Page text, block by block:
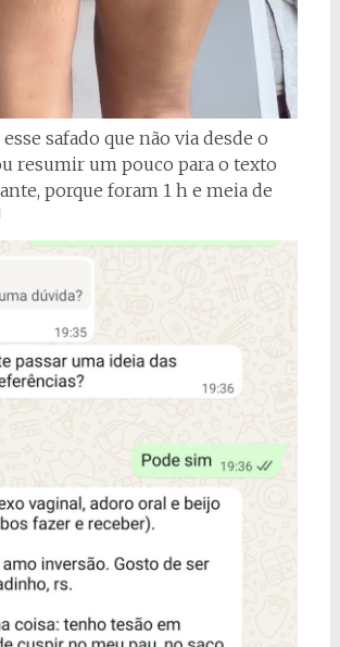
safado que não via desde o
resumir um pouco para o texto
porque foram 1 h e meia de